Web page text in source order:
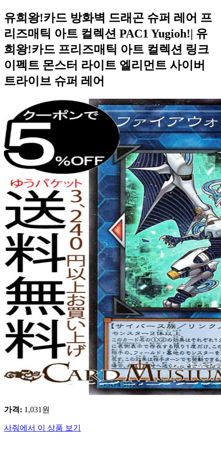
유희왕!카드 방화벽 드래곤 슈퍼 레어 프
리즈매틱 아트 컬렉션 PAC1 Yugioh!| 유
희왕!카드 프리즈매틱 아트 컬렉션 링크
이펙트 몬스터 라이트 엘리먼트 사이버
트라이브 슈퍼 레어
가격: 1,031 원
사줘에서 이 상품 보기